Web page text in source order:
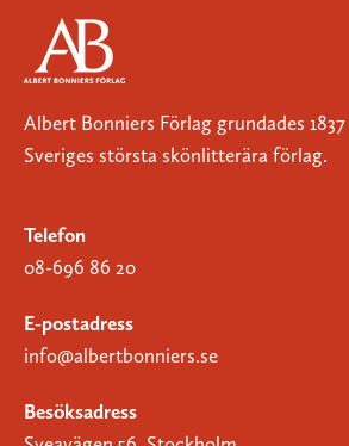
Albert Bonniers Förlag grundades
Sveriges största skönlitterära förlag.
Telefon
08-696 86 20
E-postadress
info@albertbonniers.se
Besöksadress